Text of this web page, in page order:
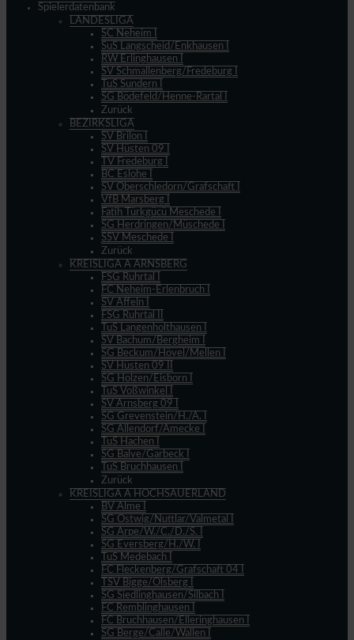
Spielerdatenbank
LANDESLIGA
SC Neheim I
SuS Langscheid/Enkhausen I
RW Erlinghausen I
SV Schmallenberg/Fredeburg I
TuS Sundern I
SG Bödefeld/Henne-Rartal I
Zurück
BEZIRKSLIGA
SV Brilon I
SV Hüsten 09 I
TV Fredeburg I
BC Eslohe I
SV Oberschledorn/Grafschaft I
VfB Marsberg I
Fatih Türkgücü Meschede I
SG Herdringen/Müschede I
SSV Meschede I
Zurück
KREISLIGA A ARNSBERG
FSG Ruhrtal I
FC Neheim-Erlenbruch I
SV Affeln I
FSG Ruhrtal II
TuS Langenholthausen I
SV Bachum/Bergheim I
SG Beckum/Hövel/Mellen I
SV Hüsten 09 II
SG Holzen/Eisborn I
TuS Voßwinkel I
SV Arnsberg 09 I
SG Grevenstein/H./A. I
SG Allendorf/Amecke I
TuS Hachen I
SG Balve/Garbeck I
TuS Bruchhausen I
Zurück
KREISLIGA A HOCHSAUERLAND
BV Alme I
SG Ostwig/Nuttlar/Valmetal I
SG Arpe/W./C./D./S. I
SG Eversberg/H./W. I
TuS Medebach I
FC Fleckenberg/Grafschaft 04 I
TSV Bigge/Olsberg I
SG Siedlinghausen/Silbach I
FC Remblinghausen I
FC Bruchhausen/Elleringhausen I
SG Berge/Calle/Wallen I